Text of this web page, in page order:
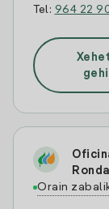
Tel: 964 22
Orain